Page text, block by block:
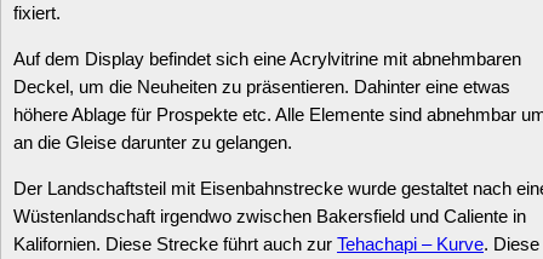
fixiert.
Auf dem Display befindet sich eine Acrylvitrine mit abnehmbaren
Deckel, um die Neuheiten zu präsentieren. Dahinter eine etwas
höhere Ablage für Prospekte etc. Alle Elemente sind abnehmbar
an die Gleise darunter zu gelangen.
Der Landschaftsteil mit Eisenbahnstrecke wurde gestaltet nach
Wüstenlandschaft irgendwo zwischen Bakersfield und Caliente in
Kalifornien. Diese Strecke führt auch zur Tehachapi – Kurve. Diese